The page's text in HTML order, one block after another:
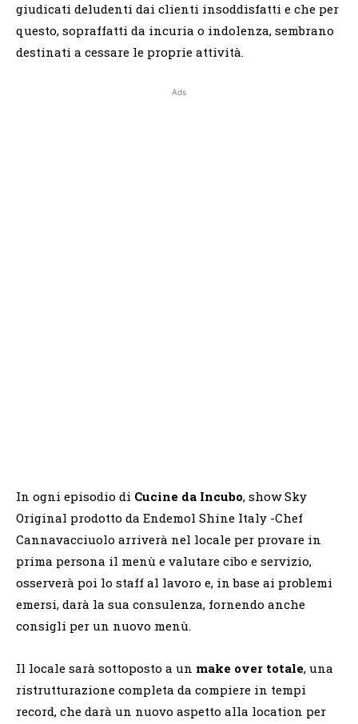
giudicati deludenti dai clienti insoddisfatti e che per
questo, sopraffatti da incuria o indolenza, sembrano
destinati a cessare le proprie attività.
Ads
In ogni episodio di Cucine da Incubo, show Sky
Original prodotto da Endemol Shine Italy -Chef
Cannavacciuolo arriverà nel locale per provare in
prima persona il menù e valutare cibo e servizio,
osserverà poi lo staff al lavoro e, in base ai problemi
emersi, darà la sua consulenza, fornendo anche
consigli per un nuovo menù.
Il locale sarà sottoposto a un make over totale, una
ristrutturazione completa da compiere in tempi
record, che darà un nuovo aspetto alla location per